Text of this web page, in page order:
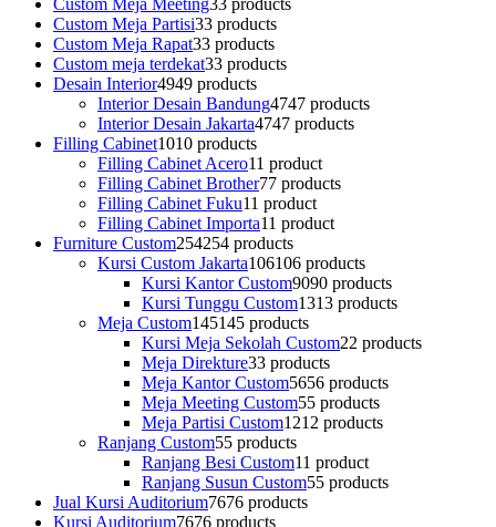
Custom Meja Meeting33 products
Custom Meja Partisi33 products
Custom Meja Rapat33 products
Custom meja terdekat33 products
Desain Interior4949 products
Interior Desain Bandung4747 products
Interior Desain Jakarta4747 products
Filling Cabinet1010 products
Filling Cabinet Acero11 product
Filling Cabinet Brother77 products
Filling Cabinet Fuku11 product
Filling Cabinet Importa11 product
Furniture Custom254254 products
Kursi Custom Jakarta106106 products
Kursi Kantor Custom9090 products
Kursi Tunggu Custom1313 products
Meja Custom145145 products
Kursi Meja Sekolah Custom22 products
Meja Direkture33 products
Meja Kantor Custom5656 products
Meja Meeting Custom55 products
Meja Partisi Custom1212 products
Ranjang Custom55 products
Ranjang Besi Custom11 product
Ranjang Susun Custom55 products
Jual Kursi Auditorium7676 products
Kursi Auditorium7676 products